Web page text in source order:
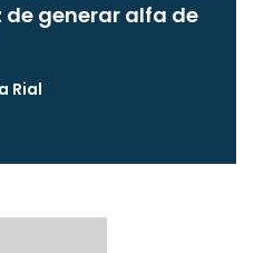
generar alfa de
Rial